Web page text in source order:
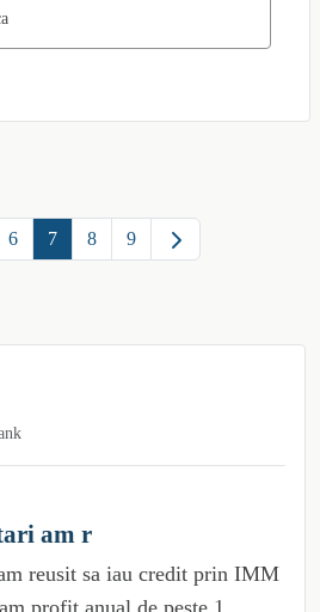
6 7 8 9
am r
reusit sa iau credit prin IMM
profit anual de peste 1